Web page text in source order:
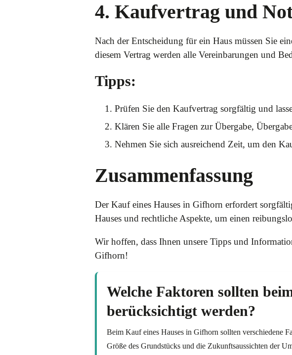
4. Kaufvertrag und
Nach der Entscheidung für ein Haus müssen Sie
diesem Vertrag werden alle Vereinbarungen und
Tipps:
Prüfen Sie den Kaufvertrag sorgfältig und
Klären Sie alle Fragen zur Übergabe,
Nehmen Sie sich ausreichend Zeit, um den
Zusammenfassung
Der Kauf eines Hauses in Gifhorn erfordert
Hauses und rechtliche Aspekte, um einen
Wir hoffen, dass Ihnen unsere Tipps und
Gifhorn!
Welche Faktoren sollten
berücksichtigt werden?
Beim Kauf eines Hauses in Gifhorn sollten verschiedene
Größe des Grundstücks und die Zukunftsaussichten der